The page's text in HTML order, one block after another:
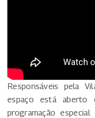
Responsáveis pela
espaço está aberto
programação